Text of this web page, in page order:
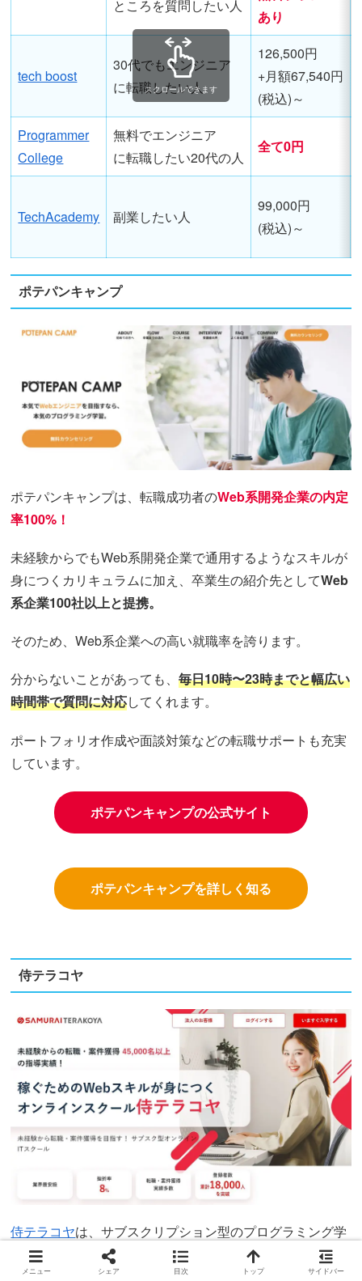
ところを質問したい人
あり
tech boost
30代でもエンジニア
に転職したい人
126,500円
+月額67,540円
(税込)～
Programmer
College
無料でエンジニア
に転職したい20代の人
全て0円
TechAcademy 副業したい人
99,000円
(税込)～
スクロールできます
ポテパンキャンプ
ポテパンキャンプは、転職成功者のWeb系開発企業の内定
率100%！
未経験からでもWeb系開発企業で通用するようなスキルが
身につくカリキュラムに加え、卒業生の紹介先としてWeb
系企業100社以上と提携。
そのため、Web系企業への高い就職率を誇ります。
分からないことがあっても、毎日10時〜23時までと幅広い
時間帯で質問に対応してくれます。
ポートフォリオ作成や面談対策などの転職サポートも充実
しています。
ポテパンキャンプの公式サイト
ポテパンキャンプを詳しく知る
侍テラコヤ
侍テラコヤは、サブスクリプション型のプログラミング学
習サービスです。
メニュー シェア 目次 トップ サイドバー